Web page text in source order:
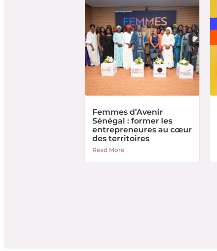
Femmes d’Avenir
Sénégal : former les
entrepreneures au cœur
des territoires
Read More